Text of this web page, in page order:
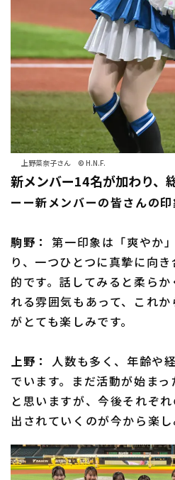
上野菜奈子さん © H.N.F.
新メンバー14名が加わり、
ーー新メンバーの皆さんの
駒野：第一印象は「爽やか
り、一つひとつに真摯に向
的です。話してみると柔ら
れる雰囲気もあって、これ
がとても楽しみです。
上野：
人数も多く、年齢や
でいます。まだ活動が始ま
と思いますが、今後それぞ
出されていくのが今から楽し